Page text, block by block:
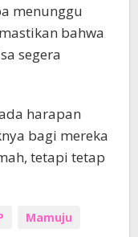
menunggu
bahwa
segera
harapan
bagi mereka
tetapi tetap
Mamuju